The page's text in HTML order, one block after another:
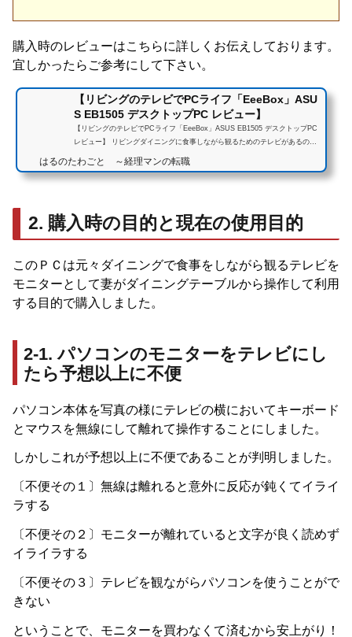
購入時のレビューはこちらに詳しくお伝えしております。
宜しかったらご参考にして下さい。
【リビングのテレビでPCライフ「EeeBox」ASU
S EB1505 デスクトップPC レビュー】
【リビングのテレビでPCライフ「EeeBox」ASUS EB1505 デスクトップPC
レビュー】 リビングダイニングに食事しながら観るためのテレビがあるので
はるのたわごと ～経理マンの転職
2. 購入時の目的と現在の使用目的
このＰＣは元々ダイニングで食事をしながら観るテレビを
モニターとして妻がダイニングテーブルから操作して利用
する目的で購入しました。
2-1. パソコンのモニターをテレビにし
たら予想以上に不便
パソコン本体を写真の様にテレビの横においてキーボード
とマウスを無線にして離れて操作することにしました。
しかしこれが予想以上に不便であることが判明しました。
〔不便その１〕無線は離れると意外に反応が鈍くてイライ
ラする
〔不便その２〕モニターが離れていると文字が良く読めず
イライラする
〔不便その３〕テレビを観ながらパソコンを使うことがで
きない
ということで、モニターを買わなくて済むから安上がり！